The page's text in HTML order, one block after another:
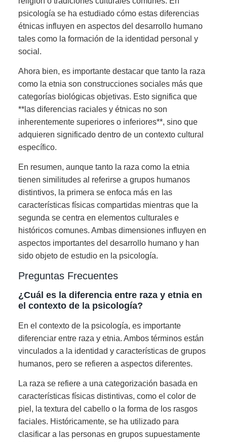
psicología se ha estudiado cómo estas diferencias
étnicas influyen en aspectos del desarrollo humano
tales como la formación de la identidad personal y
social.
Ahora bien, es importante destacar que tanto la raza
como la etnia son construcciones sociales más que
categorías biológicas objetivas. Esto significa que
**las diferencias raciales y étnicas no son
inherentemente superiores o inferiores**, sino que
adquieren significado dentro de un contexto cultural
específico.
En resumen, aunque tanto la raza como la etnia
tienen similitudes al referirse a grupos humanos
distintivos, la primera se enfoca más en las
características físicas compartidas mientras que la
segunda se centra en elementos culturales e
históricos comunes. Ambas dimensiones influyen en
aspectos importantes del desarrollo humano y han
sido objeto de estudio en la psicología.
Preguntas Frecuentes
¿Cuál es la diferencia entre raza y etnia en
el contexto de la psicología?
En el contexto de la psicología, es importante
diferenciar entre raza y etnia. Ambos términos están
vinculados a la identidad y características de grupos
humanos, pero se refieren a aspectos diferentes.
La raza se refiere a una categorización basada en
características físicas distintivas, como el color de
piel, la textura del cabello o la forma de los rasgos
faciales. Históricamente, se ha utilizado para
clasificar a las personas en grupos supuestamente